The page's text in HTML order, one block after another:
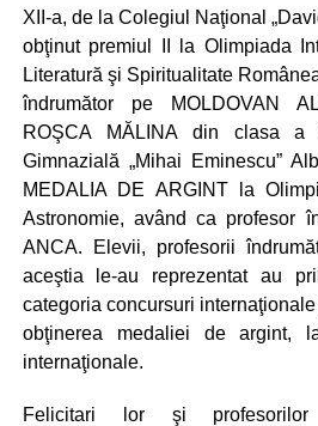
XII-a, de la Colegiul Naţional
obţinut premiul II la Olimpiada
Literatură şi Spiritualitate
îndrumător pe MOLDOVAN
ROŞCA MĂLINA din clasa
Gimnazială „Mihai Eminescu”
MEDALIA DE ARGINT la
Astronomie, având ca profesor
ANCA. Elevii, profesorii
aceştia le-au reprezentat au
categoria concursuri
obţinerea medaliei de argint,
internaţionale.
Felicitari lor şi profesorilor